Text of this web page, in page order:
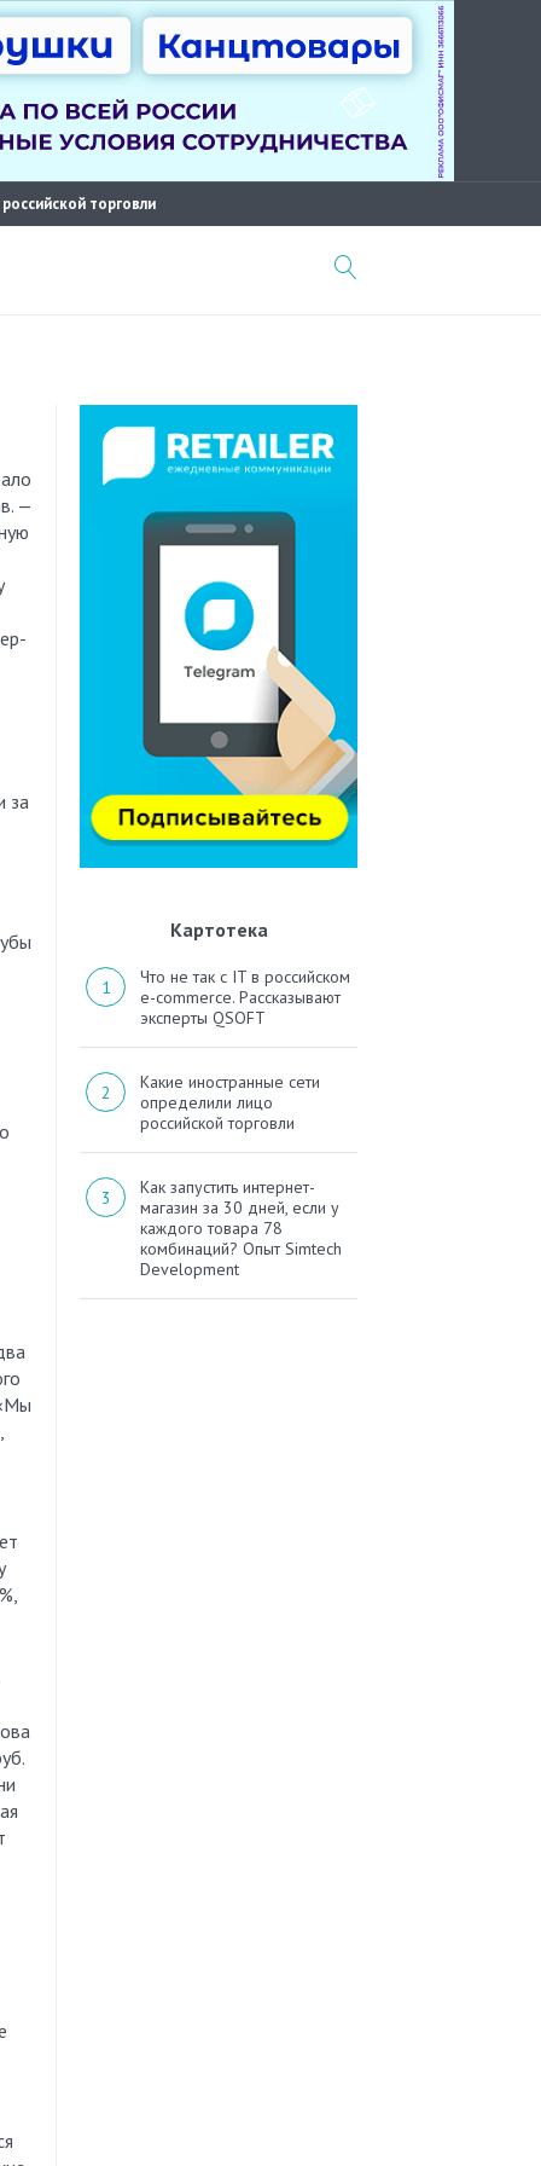
торговли
—
за
Картотека
Что не так с IT в российском
e-commerce. Рассказывают
эксперты QSOFT
Какие иностранные сети
определили лицо
российской торговли
Как запустить интернет-
магазин за 30 дней, если у
каждого товара 78
комбинаций? Опыт Simtech
Development